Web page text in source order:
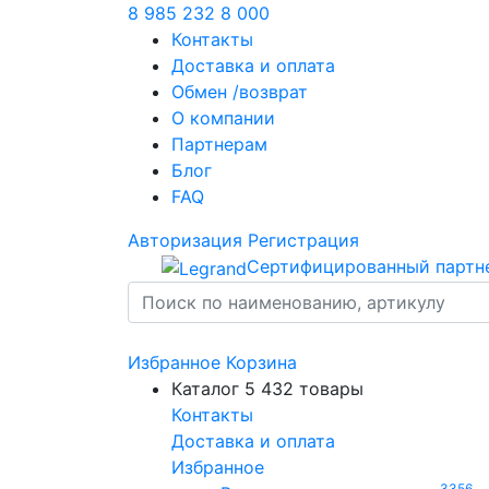
8 985 232 8 000
Контакты
Доставка и оплата
Обмен /возврат
О компании
Партнерам
Блог
FAQ
Авторизация Регистрация
Сертифицированный
Избранное Корзина
Каталог 5 432 товары
Контакты
Доставка и оплата
Избранное